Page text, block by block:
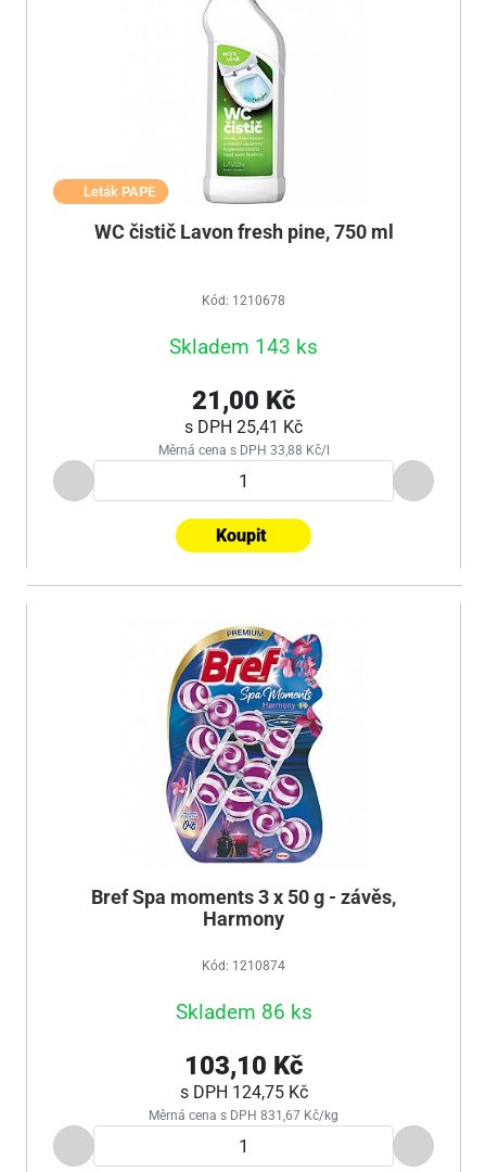
Leták PAPE
WC čistič Lavon fresh pine, 750 ml
Kód: 1210678
Skladem 143 ks
21,00 Kč
s DPH 25,41 Kč
Měrná cena s DPH 33,88 Kč/l
Koupit
Bref Spa moments 3 x 50 g - závěs,
Harmony
Kód: 1210874
Skladem 86 ks
103,10 Kč
s DPH 124,75 Kč
Měrná cena s DPH 831,67 Kč/kg